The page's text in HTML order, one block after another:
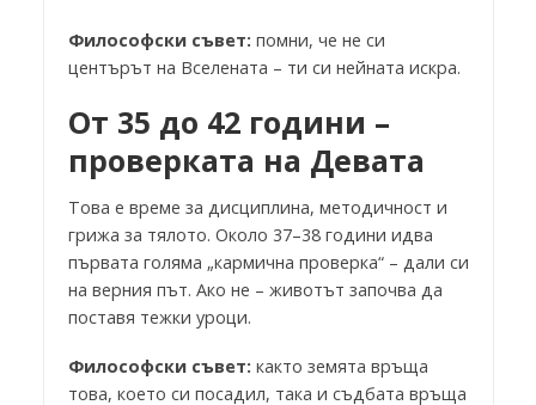
Философски съвет: помни, че не си
центърът на Вселената – ти си нейната искра.
От 35 до 42 години –
проверката на Девата
Това е време за дисциплина, методичност и
грижа за тялото. Около 37–38 години идва
първата голяма „кармична проверка“ – дали си
на верния път. Ако не – животът започва да
поставя тежки уроци.
Философски съвет: както земята връща
това, което си посадил, така и съдбата връща